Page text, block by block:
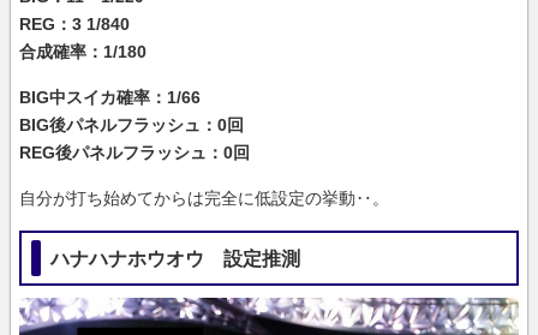
REG：3 1/840
合成確率：1/180
BIG中スイカ確率：1/66
BIG後パネルフラッシュ：0回
REG後パネルフラッシュ：0回
自分が打ち始めてからは完全に低設定の挙動‥。
ハナハナホウオウ 設定推測